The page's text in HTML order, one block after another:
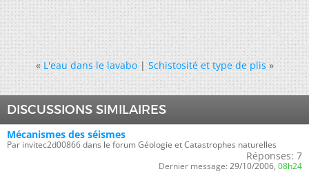
« L'eau dans le lavabo|Schistosité et type de plis »
DISCUSSIONS SIMILAIRES
Mécanismes des séismes
Par invitec2d00866 dans le forum Géologie et Catastrophes naturelles
Réponses: 7
Dernier message: 29/10/2006, 08h24